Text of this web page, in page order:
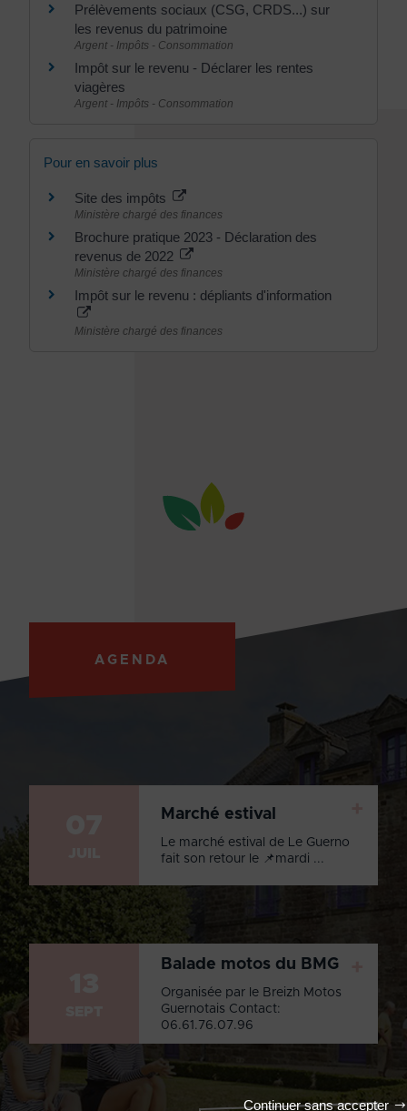
Continuer sans accepter
Prélèvements sociaux (CSG, CRDS...) sur
les revenus du patrimoine
Argent - Impôts - Consommation
Impôt sur le revenu - Déclarer les rentes
viagères
Argent - Impôts - Consommation
Pour en savoir plus
Site des impôts
Ministère chargé des finances
Brochure pratique 2023 - Déclaration des
revenus de 2022
Ministère chargé des finances
Impôt sur le revenu : dépliants d'information
Ministère chargé des finances
AGENDA
Marché estival
Le marché estival de Le Guerno
fait son retour le 📌mardi ...
Balade motos du BMG
Organisée par le Breizh Motos
Guernotais Contact:
06.61.76.07.96